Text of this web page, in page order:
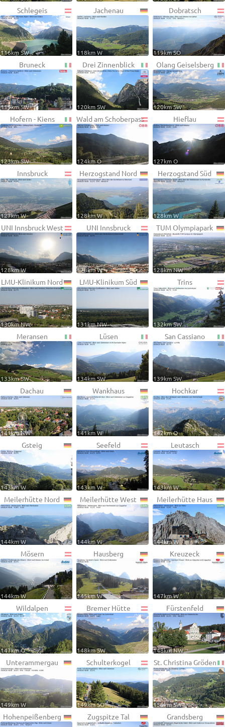
Schlegeis
116km SW
Jachenau
118km W
Dobratsch
119km SO
Bruneck
119km SW
Drei Zinnenblick
120km SW
Olang Geiselsberg
120km SW
Hofern - Kiens
123km SW
Wald am Schoberpass
124km O
Hieflau
127km O
Innsbruck
127km W
Herzogstand Nord
128km W
Herzogstand Süd
128km W
UNI Innsbruck West
128km W
UNI Innsbruck
128km W
TUM Olympiapark
128km NW
LMU-Klinikum Nord
130km NW
LMU-Klinikum Süd
131km NW
Trins
132km SW
Meransen
133km SW
Lüsen
134km SW
San Cassiano
139km SW
Dachau
141km NW
Wankhaus
141km W
Hochkar
142km O
Gsteig
143km W
Seefeld
143km W
Leutasch
143km W
Meilerhütte Nord
144km W
Meilerhütte West
144km W
Meilerhütte Haus
144km W
Mösern
144km W
Hausberg
145km W
Kreuzeck
147km W
Wildalpen
147km O
Bremer Hütte
148km SW
Fürstenfeld
148km NW
Unterammergau
149km W
Schulterkogel
149km SO
St. Christina Gröden
150km SW
Hohenpeißenberg Zugspitze Tal Grandsberg